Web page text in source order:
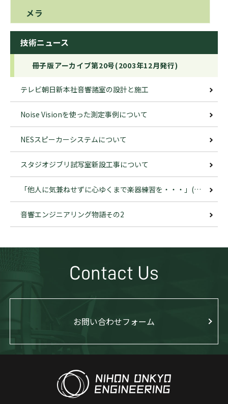
メラ
技術ニュース
冊子版アーカイブ第20号(2003年12月発行)
テレビ朝日新本社音響諸室の設計と施工
Noise Visionを使った測定事例について
NESスピーカーシステムについて
スタジオジブリ試写室新設工事について
「他人に気兼ねせずに心ゆくまで楽器練習を・・・」(その1)
音響エンジニアリング物語その2
Contact Us
お問い合わせフォーム